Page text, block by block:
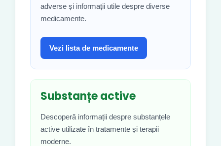
adverse și informații utile despre diverse
medicamente.
Vezi lista de medicamente
Substanțe active
Descoperă informații despre substanțele
active utilizate în tratamente și terapii
moderne.